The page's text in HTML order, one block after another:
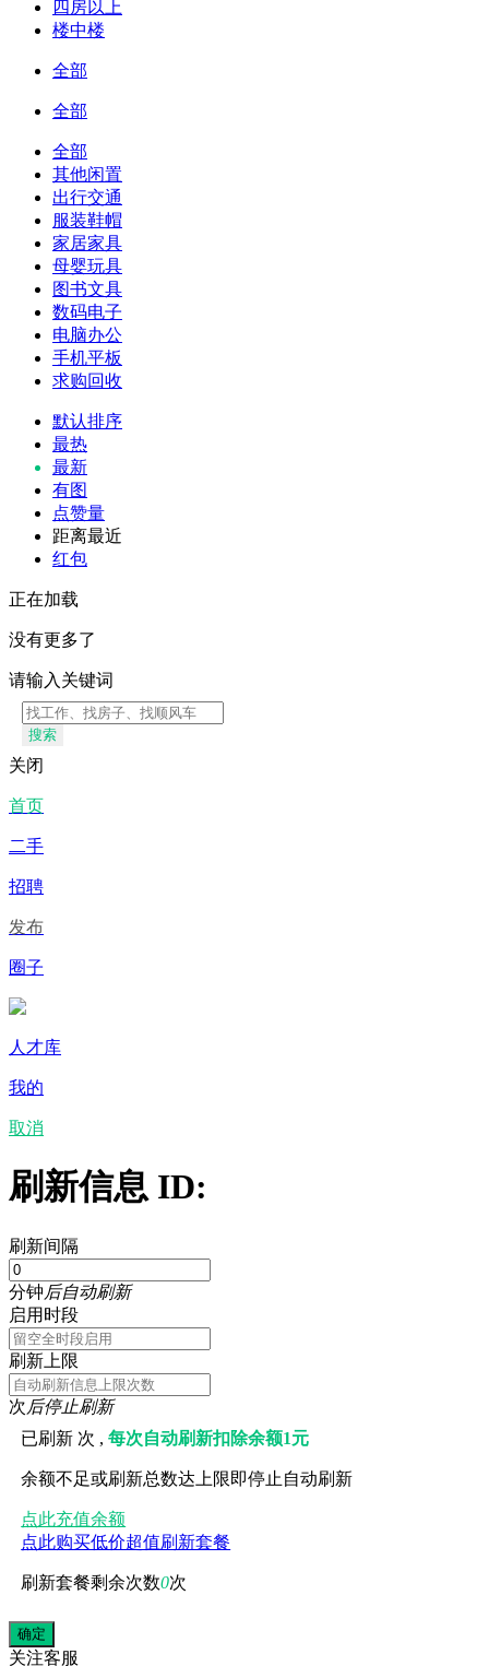
四房以上
楼中楼
全部
全部
全部
其他闲置
出行交通
服装鞋帽
家居家具
母婴玩具
图书文具
数码电子
电脑办公
手机平板
求购回收
默认排序
最热
最新
有图
点赞量
距离最近
红包
正在加载
没有更多了
请输入关键词
搜索
关闭
首页
二手
招聘
发布
圈子
人才库
我的
取消
刷新信息 ID:
刷新间隔
分钟后自动刷新
启用时段
刷新上限
次后停止刷新
已刷新 次 ,每次自动刷新扣除余额1元
余额不足或刷新总数达上限即停止自动刷新
点此充值余额
点此购买低价超值刷新套餐
刷新套餐剩余次数0次
关注客服